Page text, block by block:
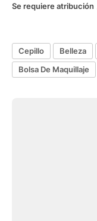
Se requiere atribución
Cepillo Belleza
Bolsa De Maquillaje